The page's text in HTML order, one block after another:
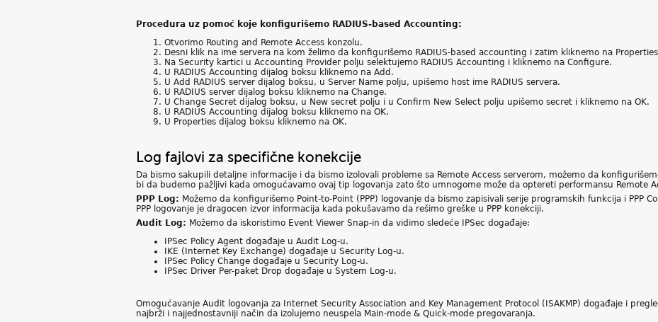
Procedura uz pomoć koje konfigurišemo RADIUS-based Accounting:
Otvorimo Routing and Remote Access konzolu.
Desni klik na ime servera na kom želimo da konfigurišemo RADIUS-based accounting i zatim kliknemo na
Na Security kartici u Accounting Provider polju selektujemo RADIUS Accounting i kliknemo na Configure.
U RADIUS Accounting dijalog boksu kliknemo na Add.
U Add RADIUS server dijalog boksu, u Server Name polju, upišemo host ime RADIUS servera.
U RADIUS server dijalog boksu kliknemo na Change.
U Change Secret dijalog boksu, u New secret polju i u Confirm New Select polju upišemo secret i kliknemo na OK.
U RADIUS Accounting dijalog boksu kliknemo na OK.
U Properties dijalog boksu kliknemo na OK.
Log fajlovi za specifične konekcije
Da bismo sakupili detaljne informacije i da bismo izolovali probleme sa Remote Access serverom, možemo da
bi da budemo pažljivi kada omogućavamo ovaj tip logovanja zato što umnogome može da optereti performansu Remote
PPP Log: Možemo da konfigurišemo Point-to-Point (PPP) logovanje da bismo zapisivali serije programskih funkcija i PPP
PPP logovanje je dragocen izvor informacija kada pokušavamo da rešimo greške u PPP konekciji.
Audit Log: Možemo da iskoristimo Event Viewer Snap-in da vidimo sledeće IPSec događaje:
IPSec Policy Agent događaje u Audit Log-u.
IKE (Internet Key Exchange) događaje u Security Log-u.
IPSec Policy Change događaje u Security Log-u.
IPSec Driver Per-paket Drop događaje u System Log-u.
Omogućavanje Audit logovanja za Internet Security Association and Key Management Protocol (ISAKMP) događaje i
najbrži i najjednostavniji način da izolujemo neuspela Main-mode & Quick-mode pregovaranja.